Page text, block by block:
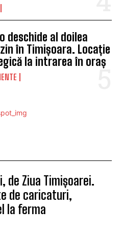
deschide al doilea
în Timișoara. Locație
la intrarea în oraș
de Ziua Timișoarei.
de caricaturi,
la ferma